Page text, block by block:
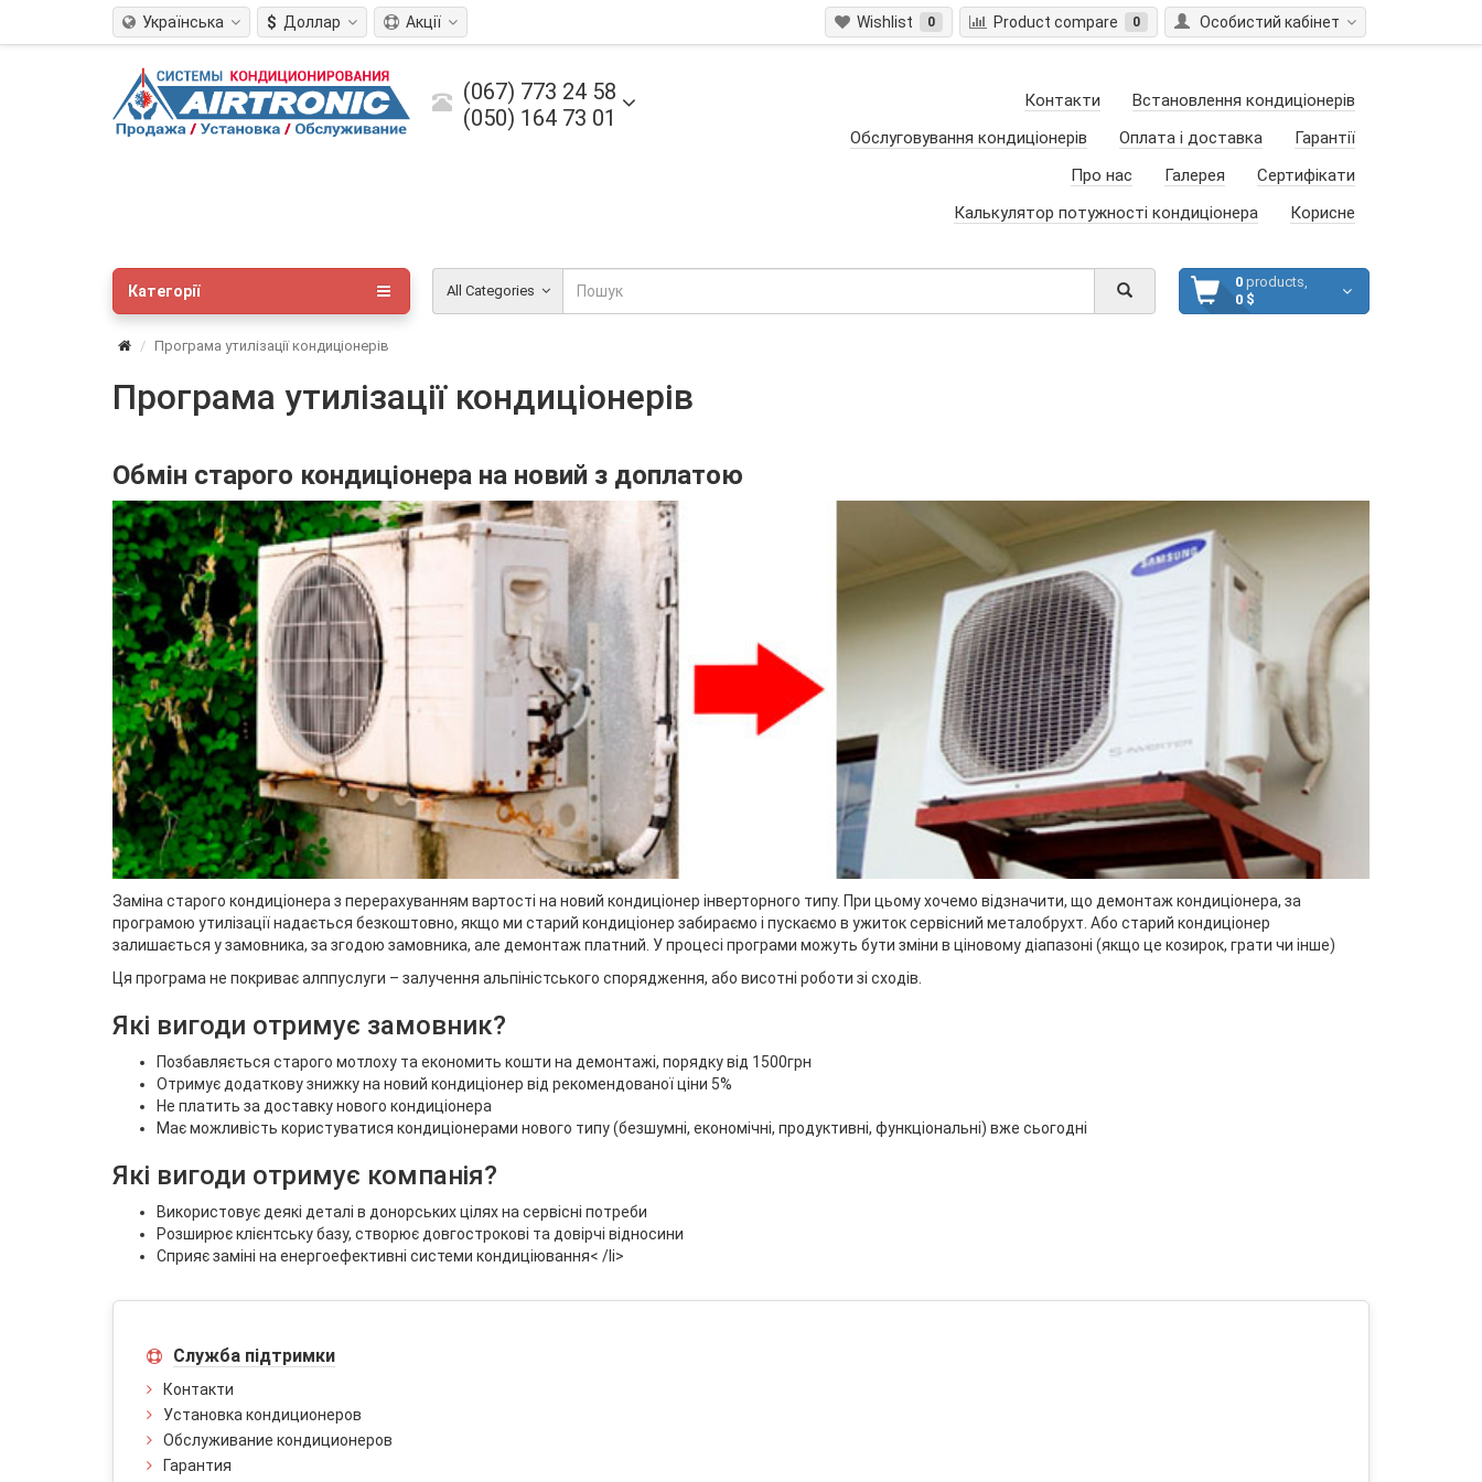
Українська $ Доллар Особистий кабінет
Акції Wishlist 0 Product compare 0
(067) 773 24 58
(050) 164 73 01
Контакти
Встановлення кондиціонерів
Обслуговування кондиціонерів
Оплата і доставка
Гарантії
Про нас
Галерея
Сертифікати
Калькулятор потужності кондиціонера
Корисне
All Categories
0products,
0 $
Категорії
Програма утилізації кондиціонерів
Програма утилізації кондиціонерів
Обмін старого кондиціонера на новий з доплатою
Заміна старого кондиціонера з перерахуванням вартості на новий кондиціонер інверторного типу. При цьому хочемо відзначити, що демонтаж кондиціонера, за
програмою утилізації надається безкоштовно, якщо ми старий кондиціонер забираємо і пускаємо в ужиток сервісний металобрухт. Або старий кондиціонер
залишається у замовника, за згодою замовника, але демонтаж платний. У процесі програми можуть бути зміни в ціновому діапазоні (якщо це козирок, грати чи інше)
Ця програма не покриває алппуслуги – залучення альпіністського спорядження, або висотні роботи зі сходів.
Які вигоди отримує замовник?
Позбавляється старого мотлоху та економить кошти на демонтажі, порядку від 1500грн
Отримує додаткову знижку на новий кондиціонер від рекомендованої ціни 5%
Не платить за доставку нового кондиціонера
Має можливість користуватися кондиціонерами нового типу (безшумні, економічні, продуктивні, функціональні) вже сьогодні
Які вигоди отримує компанія?
Використовує деякі деталі в донорських цілях на сервісні потреби
Розширює клієнтську базу, створює довгострокові та довірчі відносини
Сприяє заміні на енергоефективні системи кондиціювання< /li>
Служба підтримки
Контакти
Установка кондиционеров
Обслуживание кондиционеров
Гарантия